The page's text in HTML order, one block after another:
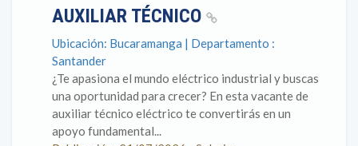
AUXILIAR TÉCNICO
Ubicación: Bucaramanga | Departamento :
Santander
¿Te apasiona el mundo eléctrico industrial y buscas
una oportunidad para crecer? En esta vacante de
auxiliar técnico eléctrico te convertirás en un
apoyo fundamental...